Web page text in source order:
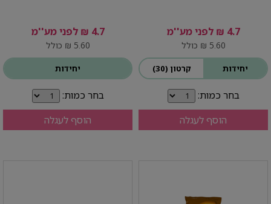
4.7 ₪ לפני מע''מ
5.60 ₪ כולל
יחידות קרטון (30)
בחר כמות:
הוסף לעגלה
4.7 ₪ לפני מע''מ
5.60 ₪ כולל
יחידות
בחר כמות:
הוסף לעגלה